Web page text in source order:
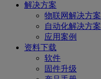
解决方案
物联网解决方案
自动化解决方案
应用案例
资料下载
软件
固件升级